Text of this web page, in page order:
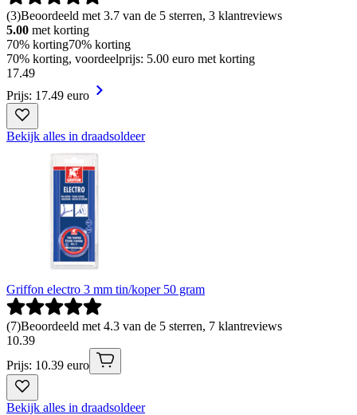
(3)Beoordeeld met 3.7 van de 5 sterren, 3 klantreviews
5.00 met korting
70% korting70% korting
70% korting, voordeelprijs: 5.00 euro met korting
17.49
Prijs: 17.49 euro
Bekijk alles in draadsoldeer
Griffon electro 3 mm tin/koper 50 gram
(7)Beoordeeld met 4.3 van de 5 sterren, 7 klantreviews
10.39
Prijs: 10.39 euro
Bekijk alles in draadsoldeer